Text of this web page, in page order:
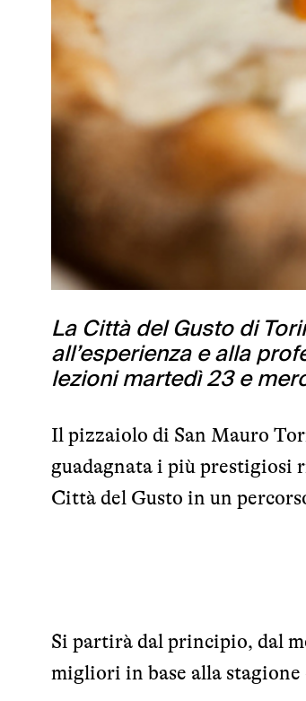
La Città del Gusto di
all’esperienza e alla
lezioni martedì 23 e
Il pizzaiolo di San Mauro
guadagnata i più prestigiosi
Città del Gusto in un
Si partirà dal principio, dal
migliori in base alla